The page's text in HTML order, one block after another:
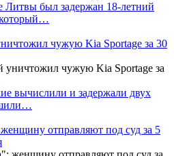
Литвы был задержан 18-летний
чужую Kia Sportage за 30
вычислили и задержали двух
отправляют под суд за 5